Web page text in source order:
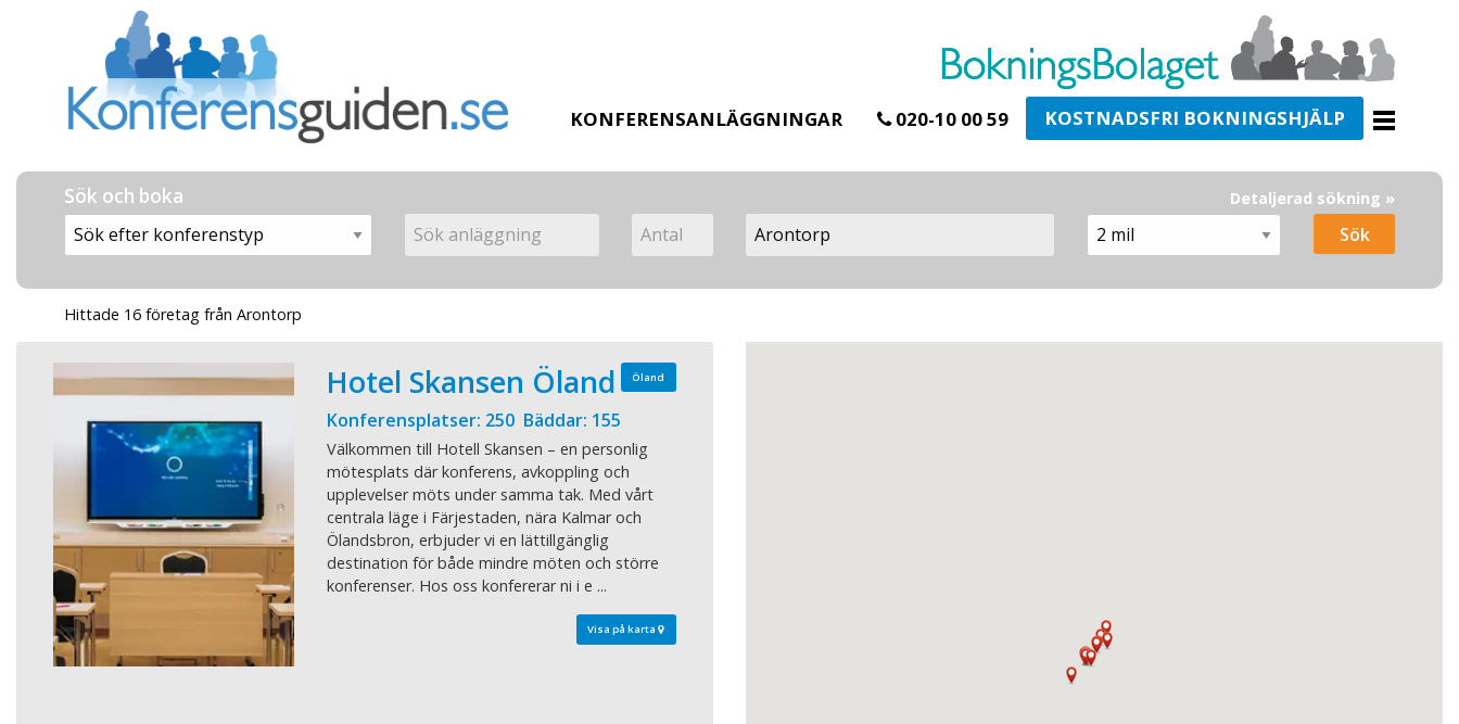
KONFERENSANLÄGGNINGAR 020-10 00 59 KOSTNADSFRI BOKNINGSHJÄLP
Sök och boka Detaljerad sökning »
Hittade 16 företag från Arontorp
Öland
Hotel Skansen Öland
Konferensplatser: 250 Bäddar: 155
Välkommen till Hotell Skansen – en personlig
mötesplats där konferens, avkoppling och
upplevelser möts under samma tak. Med vårt
centrala läge i Färjestaden, nära Kalmar och
Ölandsbron, erbjuder vi en lättillgänglig
destination för både mindre möten och större
konferenser. Hos oss konfererar ni i e ...
Visa på karta